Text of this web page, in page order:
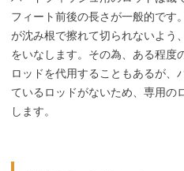
フィート前後の長さが一般的です
が沈み根で擦れて切られないよう
をいなします。その為、ある程度
ロッドを代用することもあるが、
ているロッドがないため、専用の
します。